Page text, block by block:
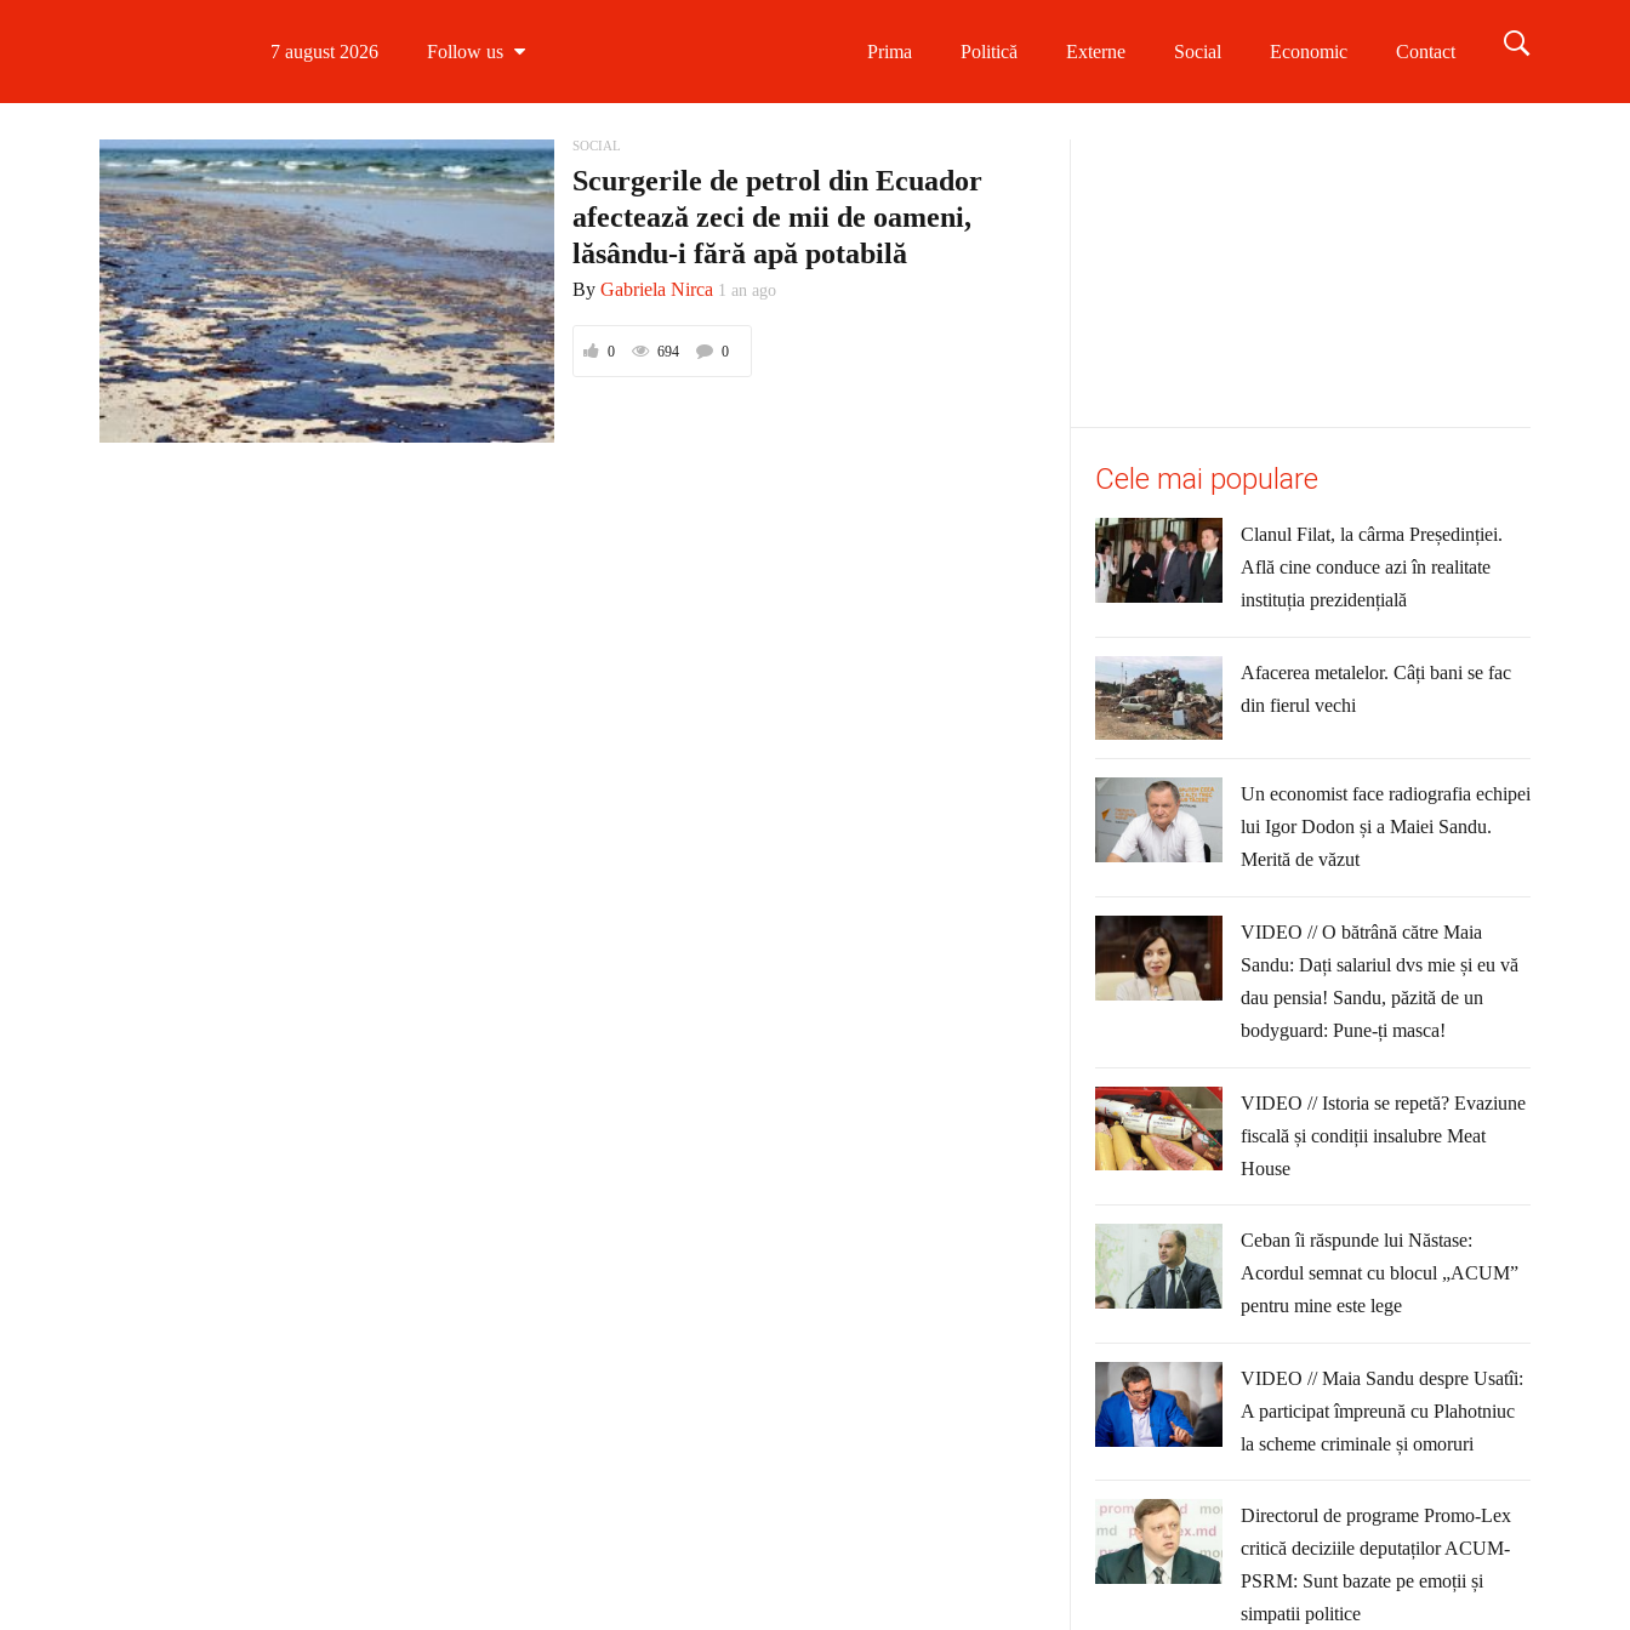
7 august 2026 Follow us
Follow us on Twitter
Follow us on Instagram
Follow us on Telegram
Prima Politică Externe Social Economic Contact
SOCIAL
Scurgerile de petrol din Ecuador
afectează zeci de mii de oameni,
lăsându-i fără apă potabilă
By Gabriela Nirca 1 an ago
0 694 0
Cele mai populare
Clanul Filat, la cârma Președinției.
Află cine conduce azi în realitate
instituția prezidențială
Afacerea metalelor. Câți bani se fac
din fierul vechi
Un economist face radiografia echipei
lui Igor Dodon și a Maiei Sandu.
Merită de văzut
VIDEO // O bătrână către Maia
Sandu: Dați salariul dvs mie și eu vă
dau pensia! Sandu, păzită de un
bodyguard: Pune-ți masca!
VIDEO // Istoria se repetă? Evaziune
fiscală și condiții insalubre Meat
House
Ceban îi răspunde lui Năstase:
Acordul semnat cu blocul „ACUM”
pentru mine este lege
VIDEO // Maia Sandu despre Usatîi:
A participat împreună cu Plahotniuc
la scheme criminale și omoruri
Directorul de programe Promo-Lex
critică deciziile deputaților ACUM-
PSRM: Sunt bazate pe emoții și
simpatii politice